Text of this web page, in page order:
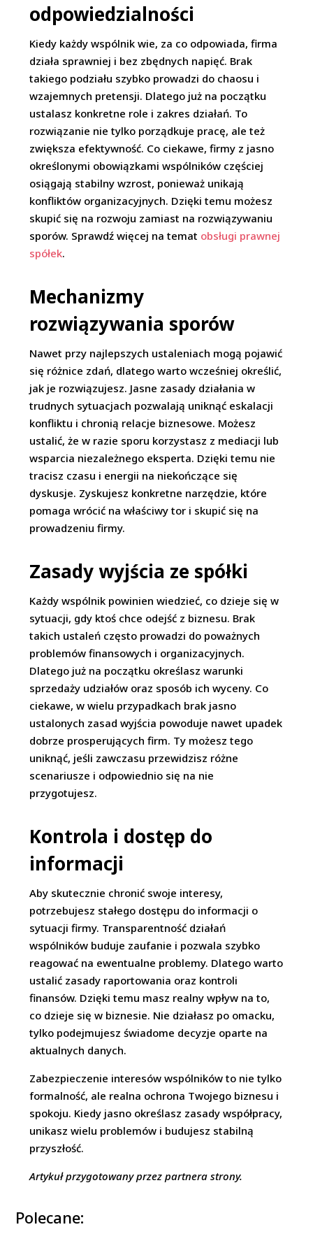
odpowiedzialności
Kiedy każdy wspólnik wie, za co odpowiada, firma
działa sprawniej i bez zbędnych napięć. Brak
takiego podziału szybko prowadzi do chaosu i
wzajemnych pretensji. Dlatego już na początku
ustalasz konkretne role i zakres działań. To
rozwiązanie nie tylko porządkuje pracę, ale też
zwiększa efektywność. Co ciekawe, firmy z jasno
określonymi obowiązkami wspólników częściej
osiągają stabilny wzrost, ponieważ unikają
konfliktów organizacyjnych. Dzięki temu możesz
skupić się na rozwoju zamiast na rozwiązywaniu
sporów. Sprawdź więcej na temat obsługi prawnej
spółek.
Mechanizmy
rozwiązywania sporów
Nawet przy najlepszych ustaleniach mogą pojawić
się różnice zdań, dlatego warto wcześniej określić,
jak je rozwiązujesz. Jasne zasady działania w
trudnych sytuacjach pozwalają uniknąć eskalacji
konfliktu i chronią relacje biznesowe. Możesz
ustalić, że w razie sporu korzystasz z mediacji lub
wsparcia niezależnego eksperta. Dzięki temu nie
tracisz czasu i energii na niekończące się
dyskusje. Zyskujesz konkretne narzędzie, które
pomaga wrócić na właściwy tor i skupić się na
prowadzeniu firmy.
Zasady wyjścia ze spółki
Każdy wspólnik powinien wiedzieć, co dzieje się w
sytuacji, gdy ktoś chce odejść z biznesu. Brak
takich ustaleń często prowadzi do poważnych
problemów finansowych i organizacyjnych.
Dlatego już na początku określasz warunki
sprzedaży udziałów oraz sposób ich wyceny. Co
ciekawe, w wielu przypadkach brak jasno
ustalonych zasad wyjścia powoduje nawet upadek
dobrze prosperujących firm. Ty możesz tego
uniknąć, jeśli zawczasu przewidzisz różne
scenariusze i odpowiednio się na nie
przygotujesz.
Kontrola i dostęp do
informacji
Aby skutecznie chronić swoje interesy,
potrzebujesz stałego dostępu do informacji o
sytuacji firmy. Transparentność działań
wspólników buduje zaufanie i pozwala szybko
reagować na ewentualne problemy. Dlatego warto
ustalić zasady raportowania oraz kontroli
finansów. Dzięki temu masz realny wpływ na to,
co dzieje się w biznesie. Nie działasz po omacku,
tylko podejmujesz świadome decyzje oparte na
aktualnych danych.
Zabezpieczenie interesów wspólników to nie tylko
formalność, ale realna ochrona Twojego biznesu i
spokoju. Kiedy jasno określasz zasady współpracy,
unikasz wielu problemów i budujesz stabilną
przyszłość.
Artykuł przygotowany przez partnera strony.
Polecane: